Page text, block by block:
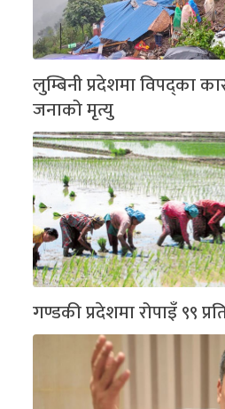
लुम्बिनी प्रदेशमा विपद्का
जनाको मृत्यु
गण्डकी प्रदेशमा रोपाइँ ९९